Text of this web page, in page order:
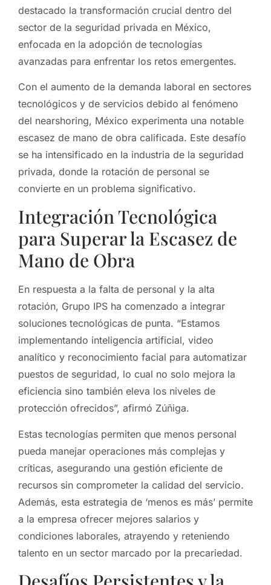
destacado la transformación crucial dentro del
sector de la seguridad privada en México,
enfocada en la adopción de tecnologías
avanzadas para enfrentar los retos emergentes.
Con el aumento de la demanda laboral en sectores
tecnológicos y de servicios debido al fenómeno
del nearshoring, México experimenta una notable
escasez de mano de obra calificada. Este desafío
se ha intensificado en la industria de la seguridad
privada, donde la rotación de personal se
convierte en un problema significativo.
Integración Tecnológica
para Superar la Escasez de
Mano de Obra
En respuesta a la falta de personal y la alta
rotación, Grupo IPS ha comenzado a integrar
soluciones tecnológicas de punta. “Estamos
implementando inteligencia artificial, video
analítico y reconocimiento facial para automatizar
puestos de seguridad, lo cual no solo mejora la
eficiencia sino también eleva los niveles de
protección ofrecidos”, afirmó Zúñiga.
Estas tecnologías permiten que menos personal
pueda manejar operaciones más complejas y
críticas, asegurando una gestión eficiente de
recursos sin comprometer la calidad del servicio.
Además, esta estrategia de ‘menos es más’ permite
a la empresa ofrecer mejores salarios y
condiciones laborales, atrayendo y reteniendo
talento en un sector marcado por la precariedad.